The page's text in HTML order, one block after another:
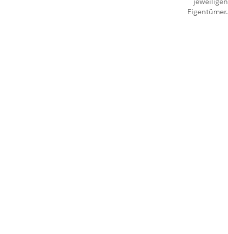
Eigentümer.